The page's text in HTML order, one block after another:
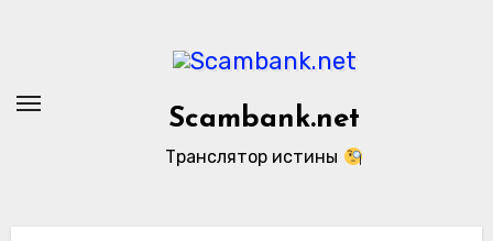
Scambank.net
Транслятор истины